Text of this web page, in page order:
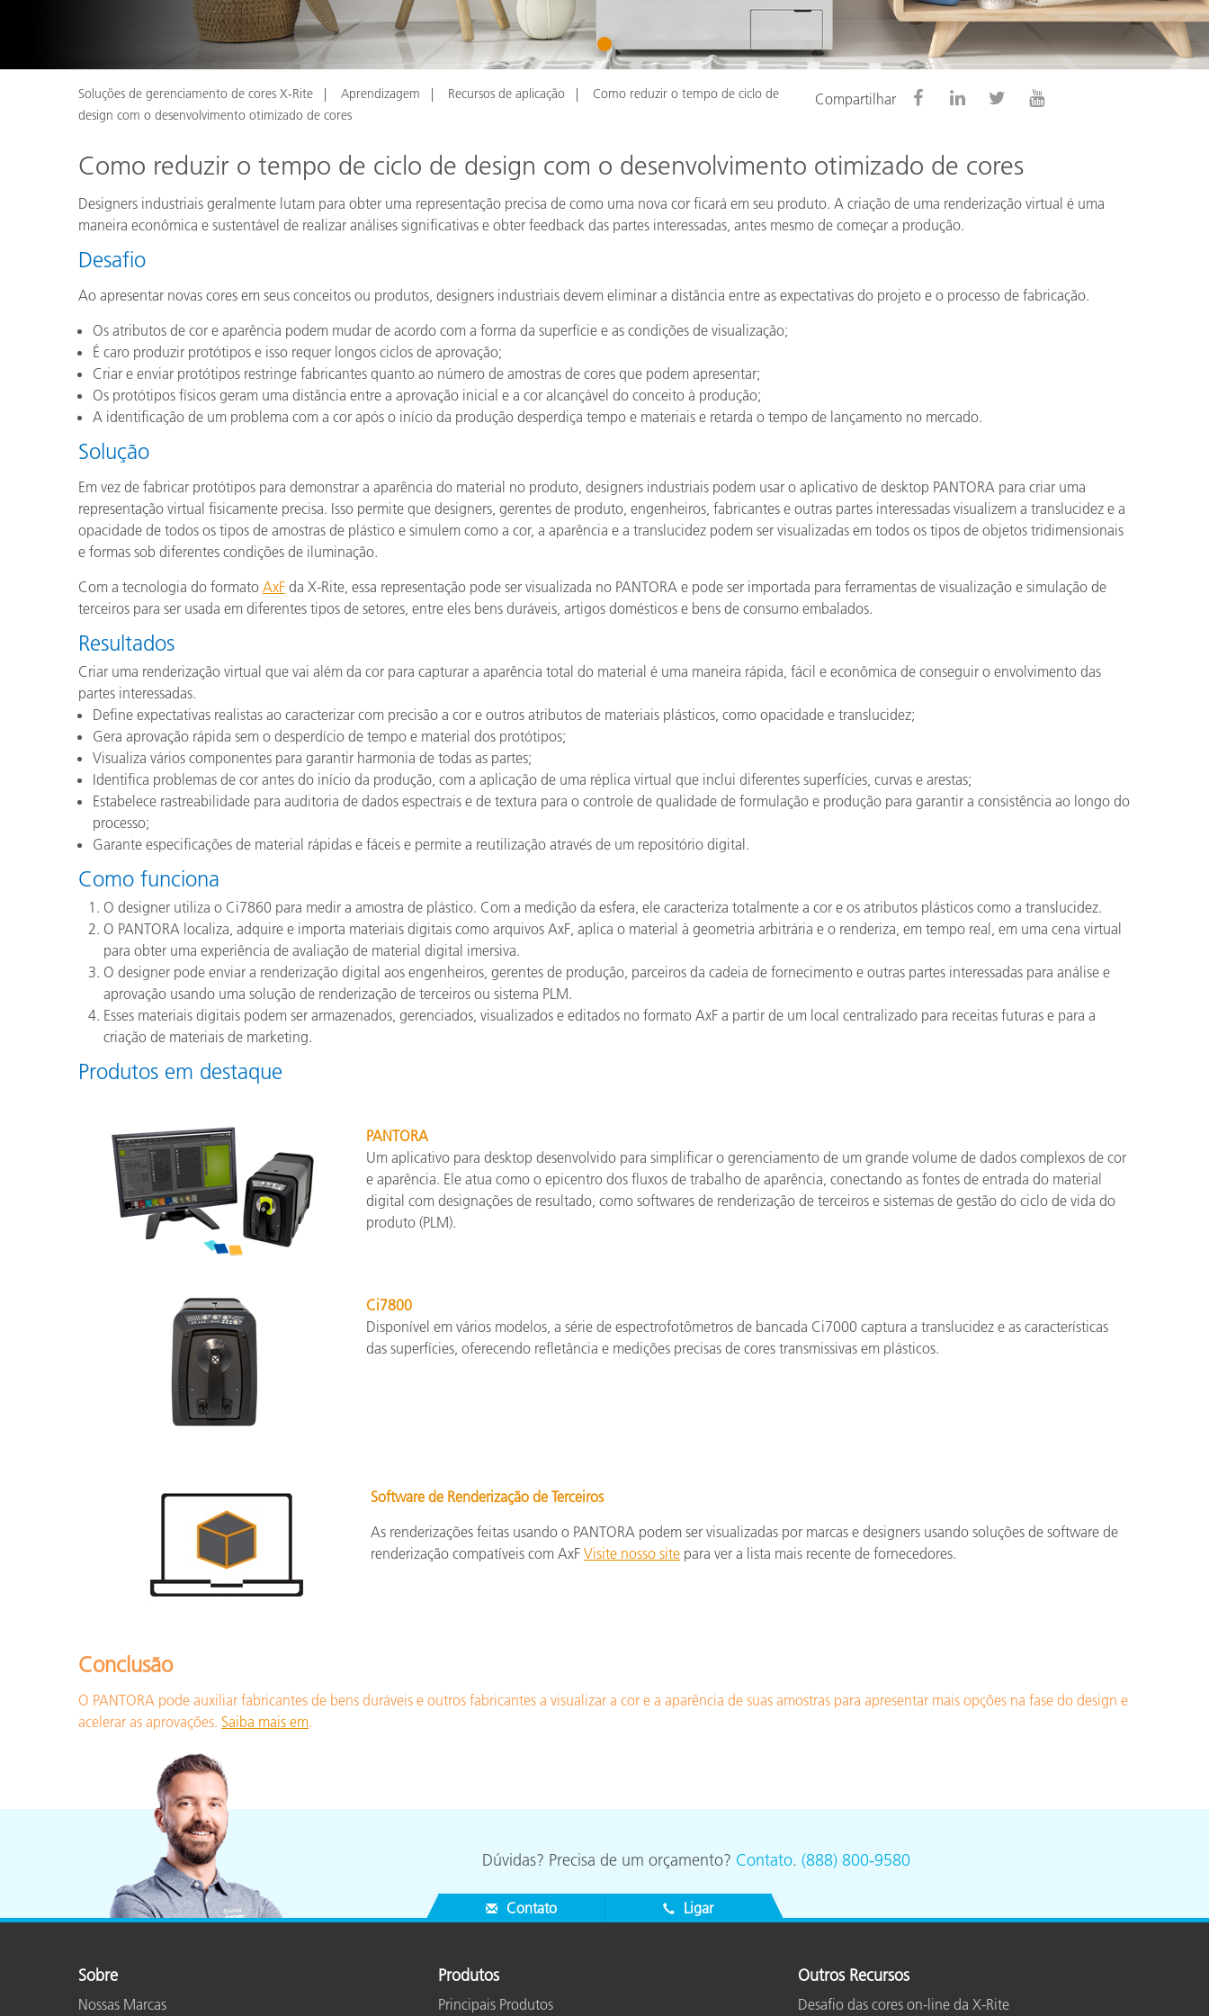
Materiais de Construção
Bens Duráveis
1
Soluções de gerenciamento de cores X-Rite Aprendizagem Recursos de aplicação
Como reduzir o tempo de ciclo de
design com o desenvolvimento otimizado de cores
Compartilhar
Como reduzir o tempo de ciclo de design com o desenvolvimento otimizado de cores
Designers industriais geralmente lutam para obter uma representação precisa de como uma nova cor ficará em seu produto. A criação de uma renderização virtual é uma
maneira econômica e sustentável de realizar análises significativas e obter feedback das partes interessadas, antes mesmo de começar a produção.
Desafio
Ao apresentar novas cores em seus conceitos ou produtos, designers industriais devem eliminar a distância entre as expectativas do projeto e o processo de fabricação.
Os atributos de cor e aparência podem mudar de acordo com a forma da superfície e as condições de visualização;
É caro produzir protótipos e isso requer longos ciclos de aprovação;
Criar e enviar protótipos restringe fabricantes quanto ao número de amostras de cores que podem apresentar;
Os protótipos físicos geram uma distância entre a aprovação inicial e a cor alcançável do conceito à produção;
A identificação de um problema com a cor após o início da produção desperdiça tempo e materiais e retarda o tempo de lançamento no mercado.
Solução
Em vez de fabricar protótipos para demonstrar a aparência do material no produto, designers industriais podem usar o aplicativo de desktop PANTORA para criar uma
representação virtual fisicamente precisa. Isso permite que designers, gerentes de produto, engenheiros, fabricantes e outras partes interessadas visualizem a translucidez e a
opacidade de todos os tipos de amostras de plástico e simulem como a cor, a aparência e a translucidez podem ser visualizadas em todos os tipos de objetos tridimensionais
e formas sob diferentes condições de iluminação.
Com a tecnologia do formato AxF da X-Rite, essa representação pode ser visualizada no PANTORA e pode ser importada para ferramentas de visualização e simulação de
terceiros para ser usada em diferentes tipos de setores, entre eles bens duráveis, artigos domésticos e bens de consumo embalados.
Resultados
Criar uma renderização virtual que vai além da cor para capturar a aparência total do material é uma maneira rápida, fácil e econômica de conseguir o envolvimento das
partes interessadas.
Define expectativas realistas ao caracterizar com precisão a cor e outros atributos de materiais plásticos, como opacidade e translucidez;
Gera aprovação rápida sem o desperdício de tempo e material dos protótipos;
Visualiza vários componentes para garantir harmonia de todas as partes;
Identifica problemas de cor antes do início da produção, com a aplicação de uma réplica virtual que inclui diferentes superfícies, curvas e arestas;
Estabelece rastreabilidade para auditoria de dados espectrais e de textura para o controle de qualidade de formulação e produção para garantir a consistência ao longo do
processo;
Garante especificações de material rápidas e fáceis e permite a reutilização através de um repositório digital.
Como funciona
O designer utiliza o Ci7860 para medir a amostra de plástico. Com a medição da esfera, ele caracteriza totalmente a cor e os atributos plásticos como a translucidez.
O PANTORA localiza, adquire e importa materiais digitais como arquivos AxF, aplica o material à geometria arbitrária e o renderiza, em tempo real, em uma cena virtual
para obter uma experiência de avaliação de material digital imersiva.
O designer pode enviar a renderização digital aos engenheiros, gerentes de produção, parceiros da cadeia de fornecimento e outras partes interessadas para análise e
aprovação usando uma solução de renderização de terceiros ou sistema PLM.
Esses materiais digitais podem ser armazenados, gerenciados, visualizados e editados no formato AxF a partir de um local centralizado para receitas futuras e para a
criação de materiais de marketing.
Produtos em destaque
PANTORA
Um aplicativo para desktop desenvolvido para simplificar o gerenciamento de um grande volume de dados complexos de cor
e aparência. Ele atua como o epicentro dos fluxos de trabalho de aparência, conectando as fontes de entrada do material
digital com designações de resultado, como softwares de renderização de terceiros e sistemas de gestão do ciclo de vida do
produto (PLM).
Ci7800
Disponível em vários modelos, a série de espectrofotômetros de bancada Ci7000 captura a translucidez e as características
das superfícies, oferecendo refletância e medições precisas de cores transmissivas em plásticos.
Software de Renderização de Terceiros
As renderizações feitas usando o PANTORA podem ser visualizadas por marcas e designers usando soluções de software de
renderização compatíveis com AxF Visite nosso site para ver a lista mais recente de fornecedores.
Conclusão
O PANTORA pode auxiliar fabricantes de bens duráveis e outros fabricantes a visualizar a cor e a aparência de suas amostras para apresentar mais opções na fase do design e
acelerar as aprovações. Saiba mais em.
Dúvidas? Precisa de um orçamento? Contato. (888) 800-9580
Contato Ligar
Sobre
Nossas Marcas
Produtos
Principais Produtos
Outros Recursos
Desafio das cores on-line da X-Rite